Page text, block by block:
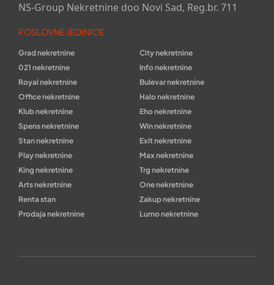
NS-Group Nekretnine doo Novi Sad, Reg.br. 711
POSLOVNE JEDINICE
Grad nekretnine
City nekretnine
021 nekretnine
Info nekretnine
Royal nekretnine
Bulevar nekretnine
Office nekretnine
Halo nekretnine
Klub nekretnine
Eho nekretnine
Spens nekretnine
Win nekretnine
Stan nekretnine
Exit nekretnine
Play nekretnine
Max nekretnine
King nekretnine
Trg nekretnine
Arts nekretnine
One nekretnine
Renta stan
Zakup nekretnine
Prodaja nekretnine
Lumo nekretnine